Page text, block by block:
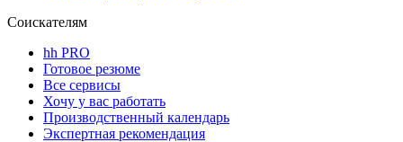
Соискателям
hh PRO
Готовое резюме
Все сервисы
Хочу у вас работать
Производственный календарь
Экспертная рекомендация